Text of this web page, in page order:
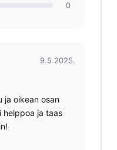
0
9.5.2025
ja oikean osan
helppoa ja taas